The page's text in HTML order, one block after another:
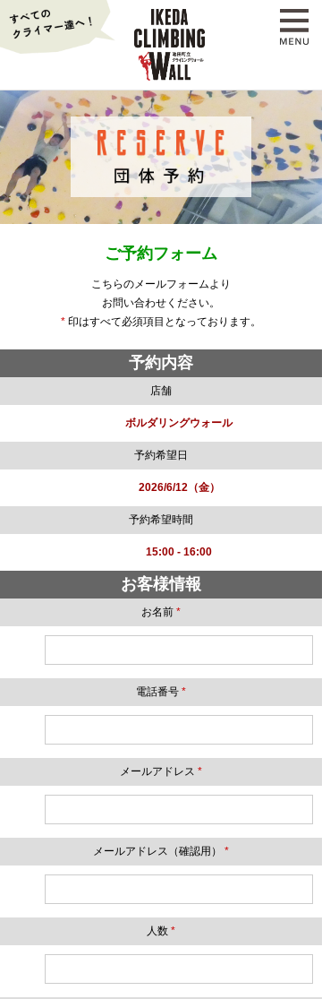
ご予約フォーム
こちらのメールフォームより
お問い合わせください。
* 印はすべて必須項目となっております。
予約内容
店舗
ボルダリングウォール
予約希望日
2026/6/12（金）
予約希望時間
15:00 - 16:00
お客様情報
お名前 *
電話番号 *
メールアドレス *
メールアドレス（確認用） *
人数 *